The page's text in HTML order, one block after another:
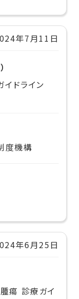
年7月11日
ドライン
度機構
年6月25日
瘍 診療ガイ